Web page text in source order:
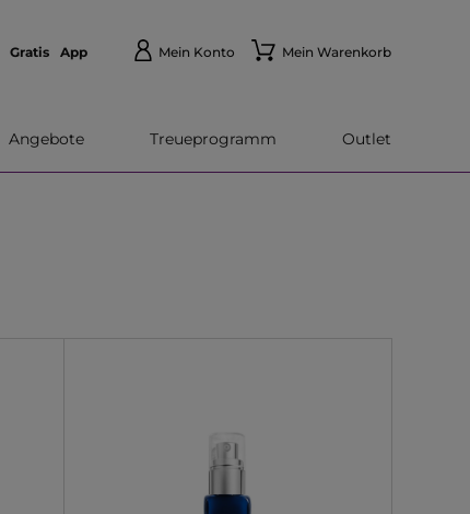
Gratis App Mein Konto Mein Warenkorb
Angebote Treueprogramm Outlet